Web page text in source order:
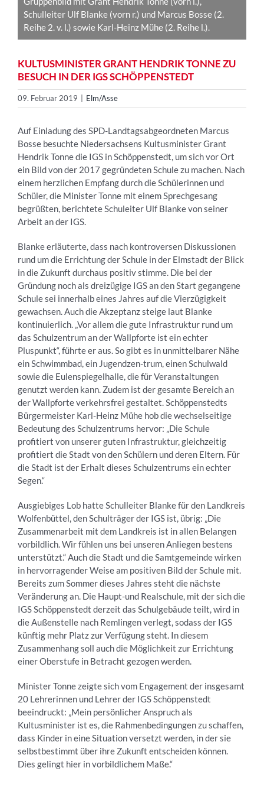
Schulleiter Ulf Blanke (vorn r.) und Marcus Bosse (2.
Reihe 2. v. l.) sowie Karl-Heinz Mühe (2. Reihe l.).
KULTUSMINISTER GRANT HENDRIK TONNE ZU
BESUCH IN DER IGS SCHÖPPENSTEDT
09. Februar 2019 Elm/Asse
Auf Einladung des SPD-Landtagsabgeordneten Marcus
Bosse besuchte Niedersachsens Kultusminister Grant
Hendrik Tonne die IGS in Schöppenstedt, um sich vor Ort
ein Bild von der 2017 gegründeten Schule zu machen. Nach
einem herzlichen Empfang durch die Schülerinnen und
Schüler, die Minister Tonne mit einem Sprechgesang
begrüßten, berichtete Schuleiter Ulf Blanke von seiner
Arbeit an der IGS.
Blanke erläuterte, dass nach kontroversen Diskussionen
rund um die Errichtung der Schule in der Elmstadt der Blick
in die Zukunft durchaus positiv stimme. Die bei der
Gründung noch als dreizügige IGS an den Start gegangene
Schule sei innerhalb eines Jahres auf die Vierzügigkeit
gewachsen. Auch die Akzeptanz steige laut Blanke
kontinuierlich. „Vor allem die gute Infrastruktur rund um
das Schulzentrum an der Wallpforte ist ein echter
Pluspunkt“, führte er aus. So gibt es in unmittelbarer Nähe
ein Schwimmbad, ein Jugendzen-trum, einen Schulwald
sowie die Eulenspiegelhalle, die für Veranstaltungen
genutzt werden kann. Zudem ist der gesamte Bereich an
der Wallpforte verkehrsfrei gestaltet. Schöppenstedts
Bürgermeister Karl-Heinz Mühe hob die wechselseitige
Bedeutung des Schulzentrums hervor: „Die Schule
profitiert von unserer guten Infrastruktur, gleichzeitig
profitiert die Stadt von den Schülern und deren Eltern. Für
die Stadt ist der Erhalt dieses Schulzentrums ein echter
Segen.“
Ausgiebiges Lob hatte Schulleiter Blanke für den Landkreis
Wolfenbüttel, den Schulträger der IGS ist, übrig: „Die
Zusammenarbeit mit dem Landkreis ist in allen Belangen
vorbildlich. Wir fühlen uns bei unseren Anliegen bestens
unterstützt.“ Auch die Stadt und die Samtgemeinde wirken
in hervorragender Weise am positiven Bild der Schule mit.
Bereits zum Sommer dieses Jahres steht die nächste
Veränderung an. Die Haupt-und Realschule, mit der sich die
IGS Schöppenstedt derzeit das Schulgebäude teilt, wird in
die Außenstelle nach Remlingen verlegt, sodass der IGS
künftig mehr Platz zur Verfügung steht. In diesem
Zusammenhang soll auch die Möglichkeit zur Errichtung
einer Oberstufe in Betracht gezogen werden.
Minister Tonne zeigte sich vom Engagement der insgesamt
20 Lehrerinnen und Lehrer der IGS Schöppenstedt
beeindruckt: „Mein persönlicher Anspruch als
Kultusminister ist es, die Rahmenbedingungen zu schaffen,
dass Kinder in eine Situation versetzt werden, in der sie
selbstbestimmt über ihre Zukunft entscheiden können.
Dies gelingt hier in vorbildlichem Maße.“